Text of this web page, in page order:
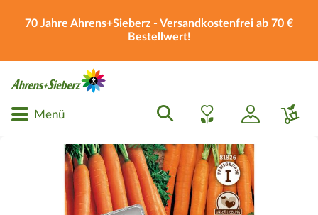
70 Jahre Ahrens+Sieberz - Versandkostenfrei ab 70 €
Bestellwert!
Menü